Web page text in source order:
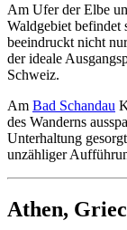
Am Ufer der Elbe
Waldgebiet befindet
beeindruckt nicht
der ideale
Schweiz.
Am Bad Schandau
des Wanderns
Unterhaltung
unzähliger
Athen,